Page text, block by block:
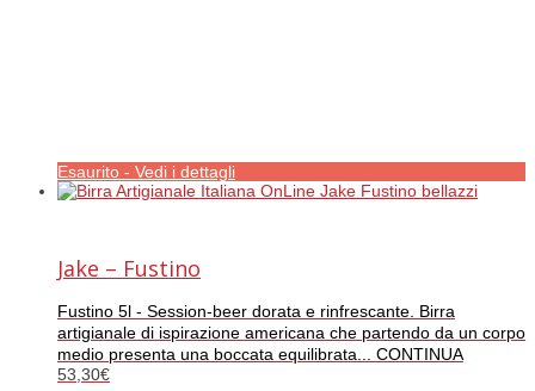
Esaurito - Vedi i dettagli
Jake – Fustino
Fustino 5l - Session-beer dorata e rinfrescante. Birra
artigianale di ispirazione americana che partendo da un corpo
medio presenta una boccata equilibrata... CONTINUA
53,30€